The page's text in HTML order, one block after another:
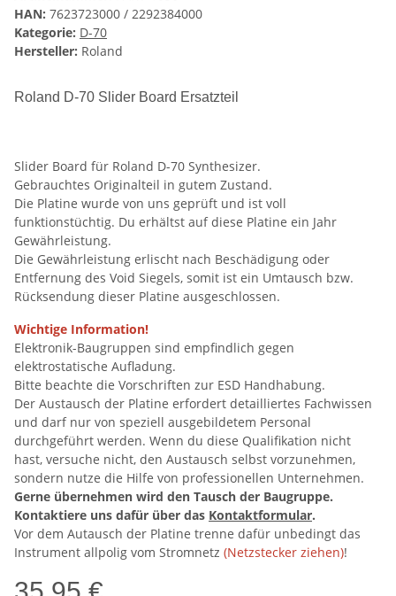
HAN: 7623723000 / 2292384000
Kategorie: D-70
Hersteller: Roland
Roland D-70 Slider Board Ersatzteil
Slider Board für Roland D-70 Synthesizer.
Gebrauchtes Originalteil in gutem Zustand.
Die Platine wurde von uns geprüft und ist voll
funktionstüchtig. Du erhältst auf diese Platine ein Jahr
Gewährleistung.
Die Gewährleistung erlischt nach Beschädigung oder
Entfernung des Void Siegels, somit ist ein Umtausch bzw.
Rücksendung dieser Platine ausgeschlossen.
Wichtige Information!
Elektronik-Baugruppen sind empfindlich gegen
elektrostatische Aufladung.
Bitte beachte die Vorschriften zur ESD Handhabung.
Der Austausch der Platine erfordert detailliertes Fachwissen
und darf nur von speziell ausgebildetem Personal
durchgeführt werden. Wenn du diese Qualifikation nicht
hast, versuche nicht, den Austausch selbst vorzunehmen,
sondern nutze die Hilfe von professionellen Unternehmen.
Gerne übernehmen wird den Tausch der Baugruppe.
Kontaktiere uns dafür über das Kontaktformular.
Vor dem Autausch der Platine trenne dafür unbedingt das
Instrument allpolig vom Stromnetz (Netzstecker ziehen)!